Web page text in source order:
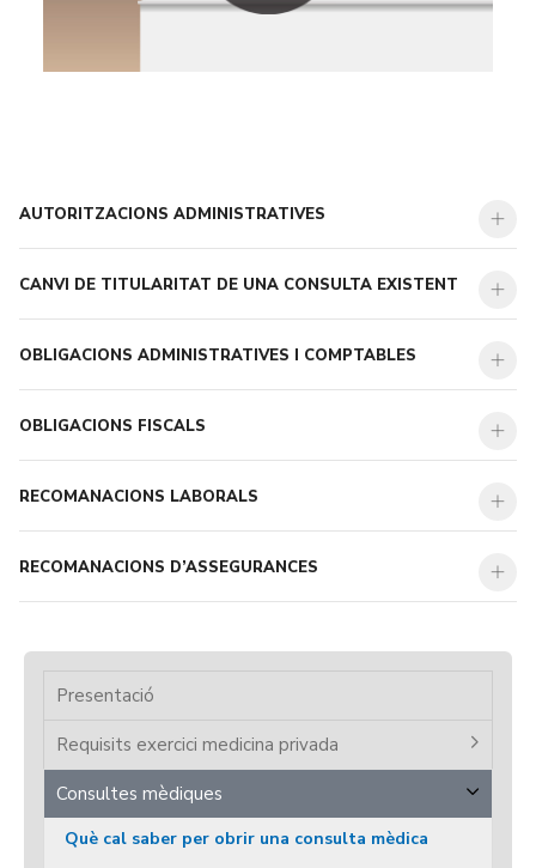
AUTORITZACIONS ADMINISTRATIVES
CANVI DE TITULARITAT DE UNA CONSULTA EXISTENT
OBLIGACIONS ADMINISTRATIVES I COMPTABLES
OBLIGACIONS FISCALS
RECOMANACIONS LABORALS
RECOMANACIONS D’ASSEGURANCES
Presentació
Requisits exercici medicina privada
Consultes mèdiques
Què cal saber per obrir una consulta mèdica